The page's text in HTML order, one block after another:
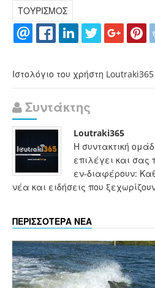
ΤΟΥΡΙΣΜΟΣ
Ιστολόγιο του χρήστη Loutraki365
Συντάκτης
Loutraki365
Η συντακτική
επιλέγει και σας
εν-διαφέρουν:
νέα και ειδήσεις που
ΠΕΡΙΣΣΟΤΕΡΑ ΝΕΑ